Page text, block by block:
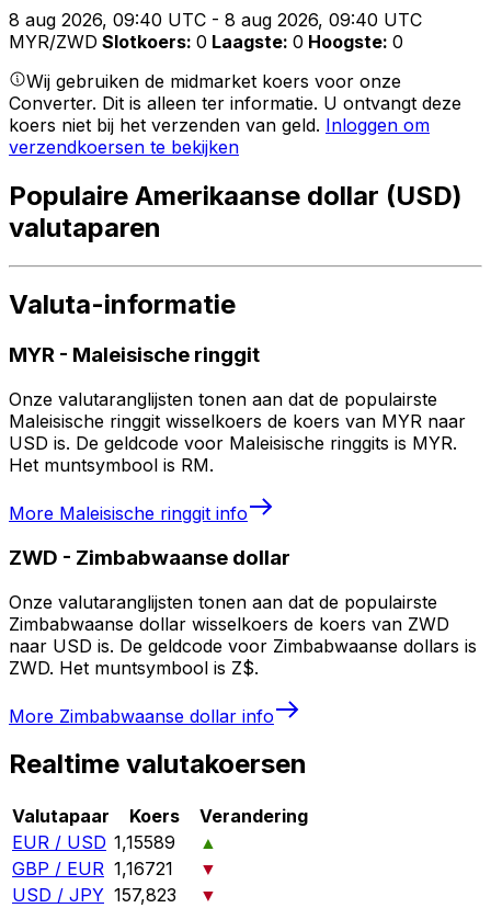
8 aug 2026, 09:40 UTC - 8 aug 2026, 09:40 UTC
MYR/ZWD Slotkoers: 0 Laagste: 0 Hoogste: 0
Wij gebruiken de midmarket koers voor onze
Converter. Dit is alleen ter informatie. U ontvangt deze
koers niet bij het verzenden van geld. Inloggen om
verzendkoersen te bekijken
Populaire Amerikaanse dollar (USD)
valutaparen
Valuta-informatie
MYR - Maleisische ringgit
Onze valutaranglijsten tonen aan dat de populairste
Maleisische ringgit wisselkoers de koers van MYR naar
USD is. De geldcode voor Maleisische ringgits is MYR.
Het muntsymbool is RM.
More Maleisische ringgit info
ZWD - Zimbabwaanse dollar
Onze valutaranglijsten tonen aan dat de populairste
Zimbabwaanse dollar wisselkoers de koers van ZWD
naar USD is. De geldcode voor Zimbabwaanse dollars is
ZWD. Het muntsymbool is Z$.
More Zimbabwaanse dollar info
Realtime valutakoersen
Valutapaar Koers
Verandering
EUR / USD 1,15589
▲
GBP / EUR 1,16721
▼
USD / JPY 157,823
▼